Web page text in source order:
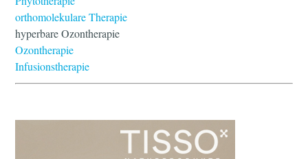
orthomolekulare Therapie
hyperbare Ozontherapie
Ozontherapie
Infusionstherapie